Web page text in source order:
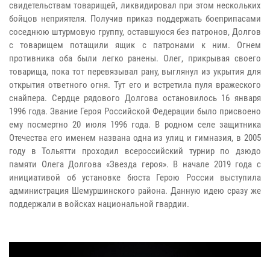
свидетельствам товарищей, ликвидировал при этом нескольких
бойцов неприятеля. Получив приказ поддержать боеприпасами
соседнюю штурмовую группу, оставшуюся без патронов, Долгов
с товарищем потащили ящик с патронами к ним. Огнем
противника оба были легко ранены. Олег, прикрывая своего
товарища, пока тот перевязывал рану, выглянул из укрытия для
открытия ответного огня. Тут его и встретила пуля вражеского
снайпера. Сердце рядового Долгова остановилось 16 января
1996 года. Звание Героя Российской Федерации было присвоено
ему посмертно 20 июля 1996 года. В родном селе защитника
Отечества его именем названа одна из улиц и гимназия, в 2005
году в Тольятти проходил всероссийский турнир по дзюдо
памяти Олега Долгова «Звезда героя». В начале 2019 года с
инициативой об установке бюста Герою России выступила
администрация Шемуршинского района. Данную идею сразу же
поддержали в войсках национальной гвардии.